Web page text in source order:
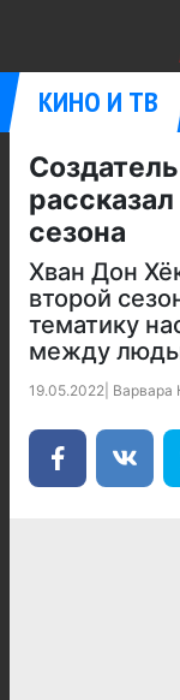
КИНО И ТВ
сезона
Хван Дон
второй
тематику
между
19.05.2022 Варвара